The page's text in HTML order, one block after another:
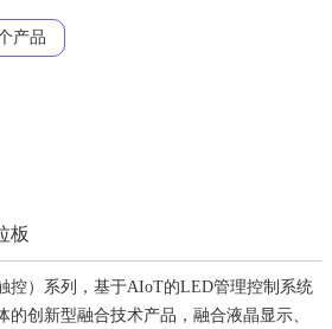
产品
板
控）系列，基于AIoT的LED管理控制系统
的创新型融合技术产品，融合液晶显示、